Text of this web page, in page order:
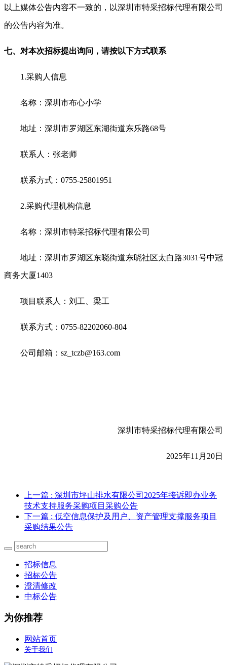
以上媒体公告内容不一致的，以深圳市特采招标代理有限公司
的公告内容为准。
七、对本次招标提出询问，请按以下方式联系
1.采购人信息
名称：深圳市布心小学
地址：深圳市罗湖区东湖街道东乐路68号
联系人：张老师
联系方式：0755-25801951
2.采购代理机构信息
名称：深圳市特采招标代理有限公司
地址：深圳市罗湖区东晓街道东晓社区太白路3031号中冠
商务大厦1403
项目联系人：刘工、梁工
联系方式：0755-82202060-804
公司邮箱：sz_tczb@163.com
深圳市特采招标代理有限公司
2025年11 月 20日
上一篇 : 深圳市坪山排水有限公司2025年接诉即办业务
技术支持服务采购项目采购公告
下一篇 : 低空信息保护及用户、资产管理支撑服务项目
采购结果公告
招标信息
招标公告
澄清修改
中标公告
为你推荐
网站首页
关于我们